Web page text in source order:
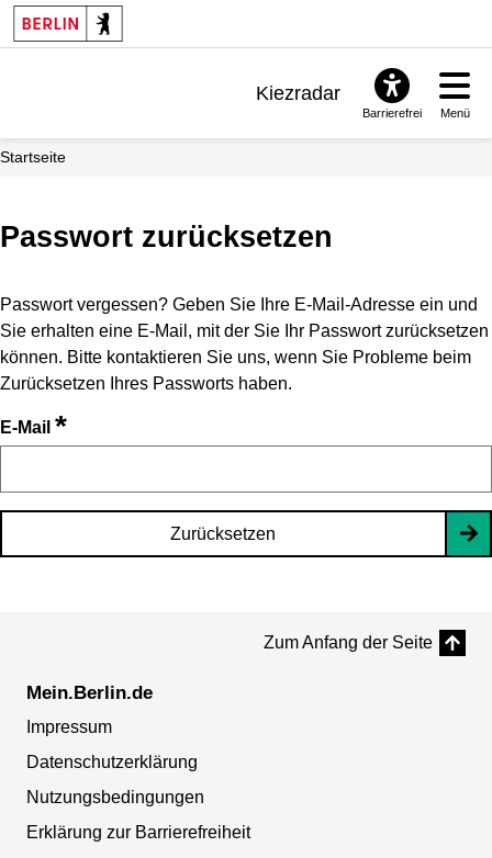
Kiezradar
Barrierefrei Menü
Startseite
Passwort zurücksetzen
Passwort vergessen? Geben Sie Ihre E-Mail-Adresse ein und
Sie erhalten eine E-Mail, mit der Sie Ihr Passwort zurücksetzen
können. Bitte kontaktieren Sie uns, wenn Sie Probleme beim
Zurücksetzen Ihres Passworts haben.
E-Mail *
Zurücksetzen
Zum Anfang der Seite
Mein.Berlin.de
Impressum
Datenschutzerklärung
Nutzungsbedingungen
Erklärung zur Barrierefreiheit